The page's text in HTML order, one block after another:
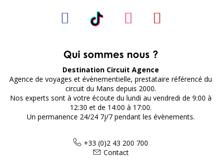
Qui sommes nous ?
Destination Circuit Agence
Agence de voyages et évènementielle, prestataire référencé du
circuit du Mans depuis 2000.
Nos experts sont à votre écoute du lundi au vendredi de 9:00 à
12:30 et de 14:00 à 17:00.
Un permanence 24/24 7j/7 pendant les évènements.
+33 (0)2 43 200 700
Contact